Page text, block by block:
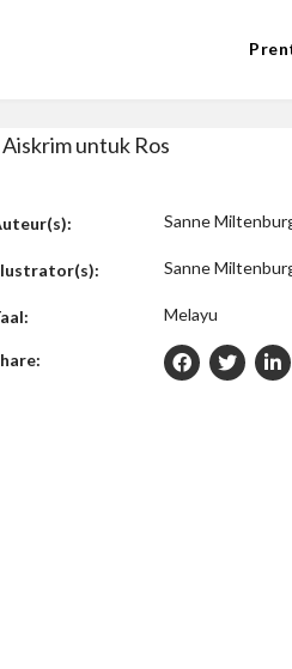
untuk Ros
Sanne
Sanne
Melayu